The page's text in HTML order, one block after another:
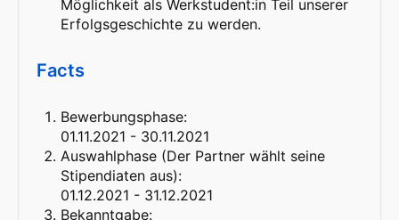
Möglichkeit als Werkstudent:in Teil unserer
Erfolgsgeschichte zu werden.
Facts
Bewerbungsphase:
01.11.2021 - 30.11.2021
Auswahlphase (Der Partner wählt seine
Stipendiaten aus):
01.12.2021 - 31.12.2021
Bekanntgabe: